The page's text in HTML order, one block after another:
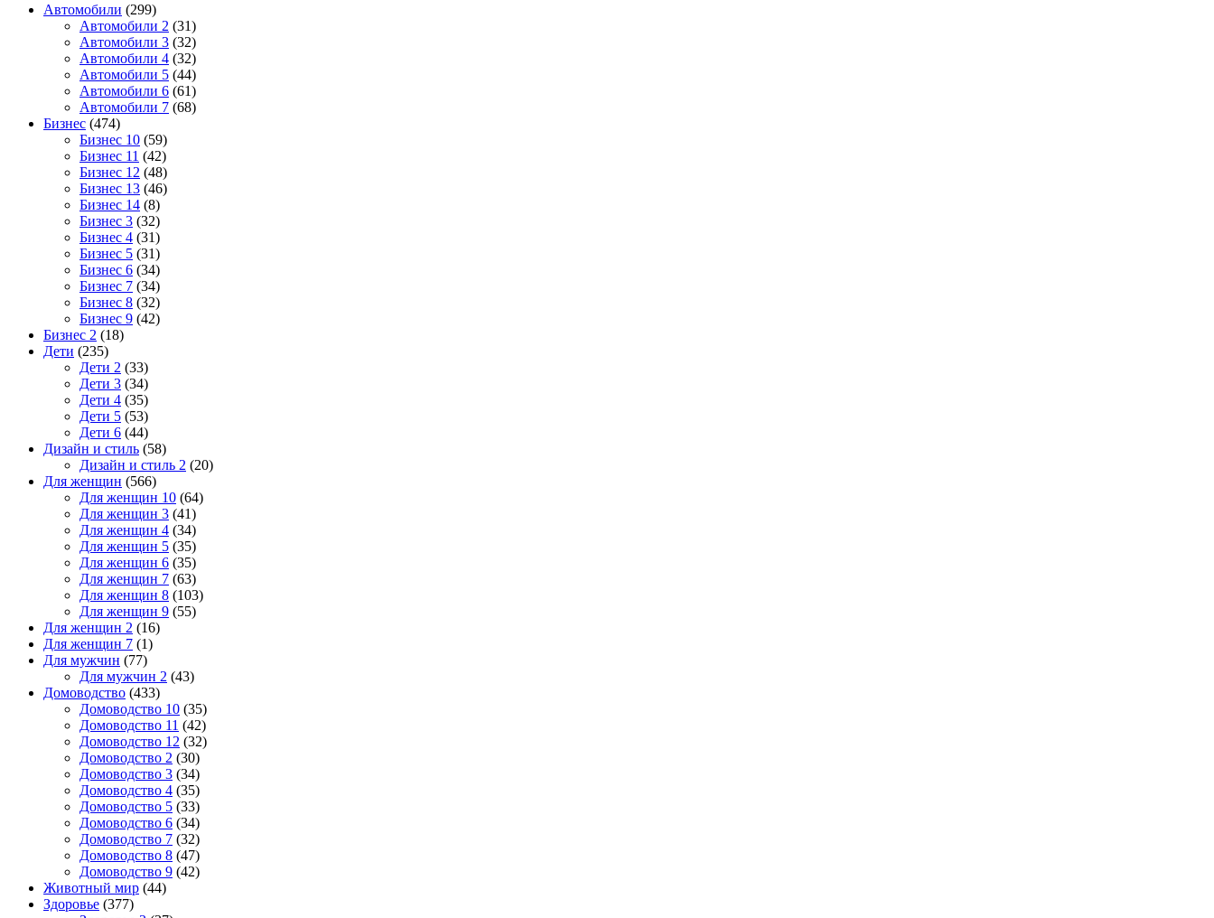
Автомобили (299)
Автомобили 2 (31)
Автомобили 3 (32)
Автомобили 4 (32)
Автомобили 5 (44)
Автомобили 6 (61)
Автомобили 7 (68)
Бизнес (474)
Бизнес 10 (59)
Бизнес 11 (42)
Бизнес 12 (48)
Бизнес 13 (46)
Бизнес 14 (8)
Бизнес 3 (32)
Бизнес 4 (31)
Бизнес 5 (31)
Бизнес 6 (34)
Бизнес 7 (34)
Бизнес 8 (32)
Бизнес 9 (42)
Бизнес 2 (18)
Дети (235)
Дети 2 (33)
Дети 3 (34)
Дети 4 (35)
Дети 5 (53)
Дети 6 (44)
Дизайн и стиль (58)
Дизайн и стиль 2 (20)
Для женщин (566)
Для женщин 10 (64)
Для женщин 3 (41)
Для женщин 4 (34)
Для женщин 5 (35)
Для женщин 6 (35)
Для женщин 7 (63)
Для женщин 8 (103)
Для женщин 9 (55)
Для женщин 2 (16)
Для женщин 7 (1)
Для мужчин (77)
Для мужчин 2 (43)
Домоводство (433)
Домоводство 10 (35)
Домоводство 11 (42)
Домоводство 12 (32)
Домоводство 2 (30)
Домоводство 3 (34)
Домоводство 4 (35)
Домоводство 5 (33)
Домоводство 6 (34)
Домоводство 7 (32)
Домоводство 8 (47)
Домоводство 9 (42)
Животный мир (44)
Здоровье (377)